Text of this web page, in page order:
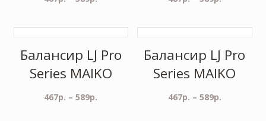
Балансир LJ Pro
Series MAIKO
467р. –589р.
Балансир LJ Pro
Series MAIKO
467р. – 589р.